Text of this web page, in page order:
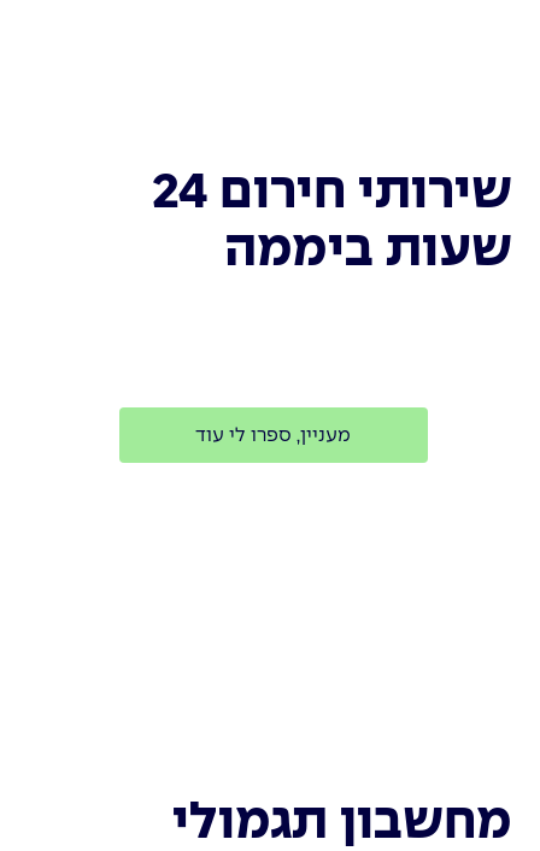
מחשבון תגמולי
שירותי חירום 24
שעות ביממה
מעניין, ספרו לי עוד